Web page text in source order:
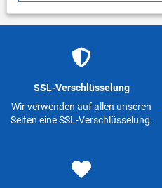
SSL-Verschlüsselung
Wir verwenden auf allen unseren
Seiten eine SSL-Verschlüsselung.